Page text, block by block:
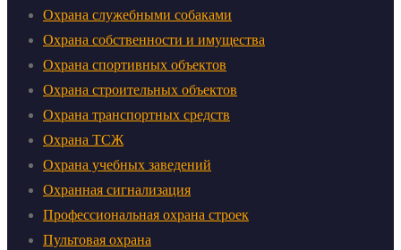
Охрана служебными собаками
Охрана собственности и имущества
Охрана спортивных объектов
Охрана строительных объектов
Охрана транспортных средств
Охрана ТСЖ
Охрана учебных заведений
Охранная сигнализация
Профессиональная охрана строек
Пультовая охрана